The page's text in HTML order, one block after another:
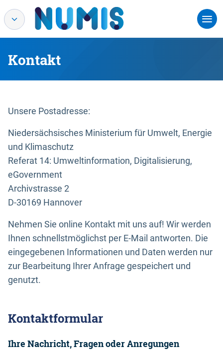
Kontakt
Unsere Postadresse:
Niedersächsisches Ministerium für Umwelt, Energie
und Klimaschutz
Referat 14: Umweltinformation, Digitalisierung,
eGovernment
Archivstrasse 2
D-30169 Hannover
Nehmen Sie online Kontakt mit uns auf! Wir werden
Ihnen schnellstmöglichst per E-Mail antworten. Die
eingegebenen Informationen und Daten werden nur
zur Bearbeitung Ihrer Anfrage gespeichert und
genutzt.
Kontaktformular
Ihre Nachricht, Fragen oder Anregungen